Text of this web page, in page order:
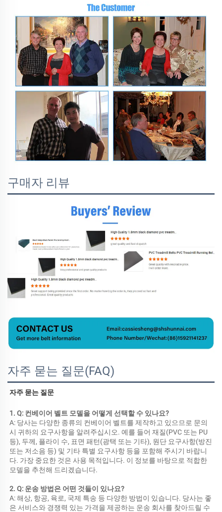
구매자 리뷰
자주 묻는 질문(FAQ)
자주 묻는 질문
1. Q: 컨베이어 벨트 모델을 어떻게 선택할 수 있나요?
A: 당사는 다양한 종류의 컨베이어 벨트를 제작하고 있으므로 문의
시 귀하의 요구사항을 알려주십시오. 예를 들어 재질(PVC 또는 PU
등), 두께, 플라이 수, 표면 패턴(광택 또는 기타), 원단 요구사항(방진
또는 저소음 등) 및 기타 특별 요구사항 등을 포함해 주시기 바랍니
다. 가장 중요한 것은 사용 목적입니다. 이 정보를 바탕으로 적합한
모델을 추천해 드리겠습니다.
2. Q: 운송 방법은 어떤 것들이 있나요?
A: 해상, 항공, 육로, 국제 특송 등 다양한 방법이 있습니다. 당사는 좋
은 서비스와 경쟁력 있는 가격을 제공하는 운송 회사를 찾아드릴 수